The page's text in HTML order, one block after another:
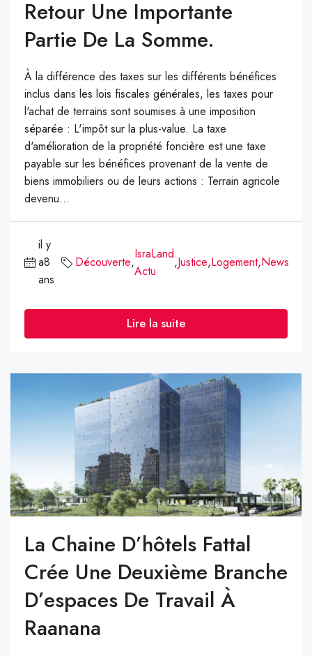
Retour Une Importante
Partie De La Somme.
À la différence des taxes sur les différents bénéfices
inclus dans les lois fiscales générales, les taxes pour
l'achat de terrains sont soumises à une imposition
séparée : L'impôt sur la plus-value. La taxe
d'amélioration de la propriété foncière est une taxe
payable sur les bénéfices provenant de la vente de
biens immobiliers ou de leurs actions : Terrain agricole
devenu...
il y
a8
ans
Découverte,
IsraLand
Actu
,Justice,Logement,News
Lire la suite
La Chaine D’hôtels Fattal
Crée Une Deuxième Branche
D’espaces De Travail À
Raanana